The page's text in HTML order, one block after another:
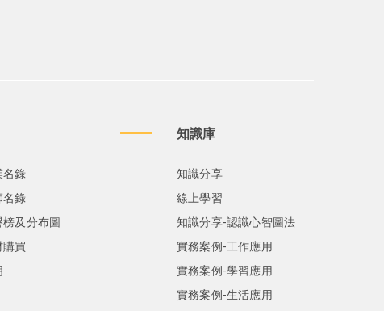
名錄
名錄
及分布圖
購買
知識庫
知識分享
線上學習
知識分享-認識心智圖法
實務案例-工作應用
實務案例-學習應用
實務案例-生活應用